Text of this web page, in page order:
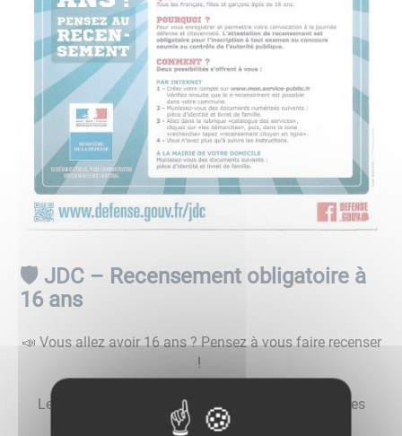
🛡️ JDC – Recensement obligatoire à
16 ans
📣 Vous allez avoir 16 ans ? Pensez à vous faire recenser
!
Le recensement citoyen est obligatoire pour tous les
jeunes Français dès 16 ans.